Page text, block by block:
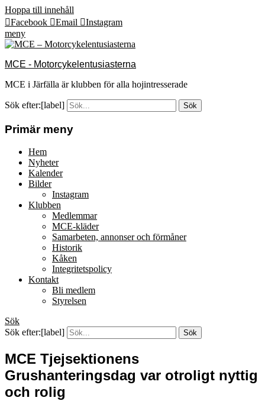
Hoppa till innehåll
Facebook
Email
Instagram
meny
MCE - Motorcykelentusiasterna
MCE i Järfälla är klubben för alla hojintresserade
Sök efter:[label]
Primär meny
Hem
Nyheter
Kalender
Bilder
Instagram
Klubben
Medlemmar
MCE-kläder
Samarbeten, annonser och förmåner
Historik
Kåken
Integritetspolicy
Kontakt
Bli medlem
Styrelsen
Sök
Sök efter:[label]
MCE Tjejsektionens
Grushanteringsdag var otroligt nyttig
och rolig